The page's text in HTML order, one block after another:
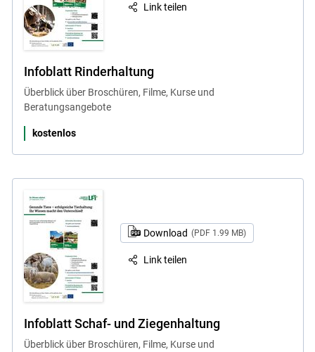
Link teilen
Infoblatt Rinderhaltung
Überblick über Broschüren, Filme, Kurse und
Beratungsangebote
kostenlos
Download (PDF 1.99 MB)
Link teilen
Infoblatt Schaf- und Ziegenhaltung
Überblick über Broschüren, Filme, Kurse und